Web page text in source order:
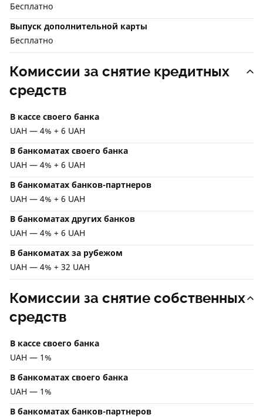
Бесплатно
Выпуск дополнительной карты
Бесплатно
Комиссии за снятие кредитных
средств
В кассе своего банка
UAH — 4% + 6 UAH
В банкоматах своего банка
UAH — 4% + 6 UAH
В банкоматах банков-партнеров
UAH — 4% + 6 UAH
В банкоматах других банков
UAH — 4% + 6 UAH
В банкоматах за рубежом
UAH — 4% + 32 UAH
Комиссии за снятие собственных
средств
В кассе своего банка
UAH — 1%
В банкоматах своего банка
UAH — 1%
В банкоматах банков-партнеров